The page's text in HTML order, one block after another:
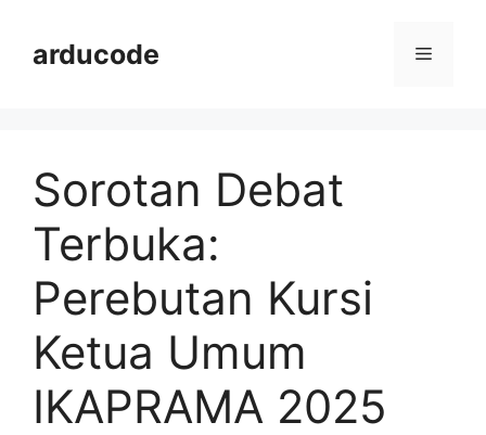
arducode Menu
Sorotan Debat
Terbuka:
Perebutan Kursi
Ketua Umum
IKAPRAMA 2025